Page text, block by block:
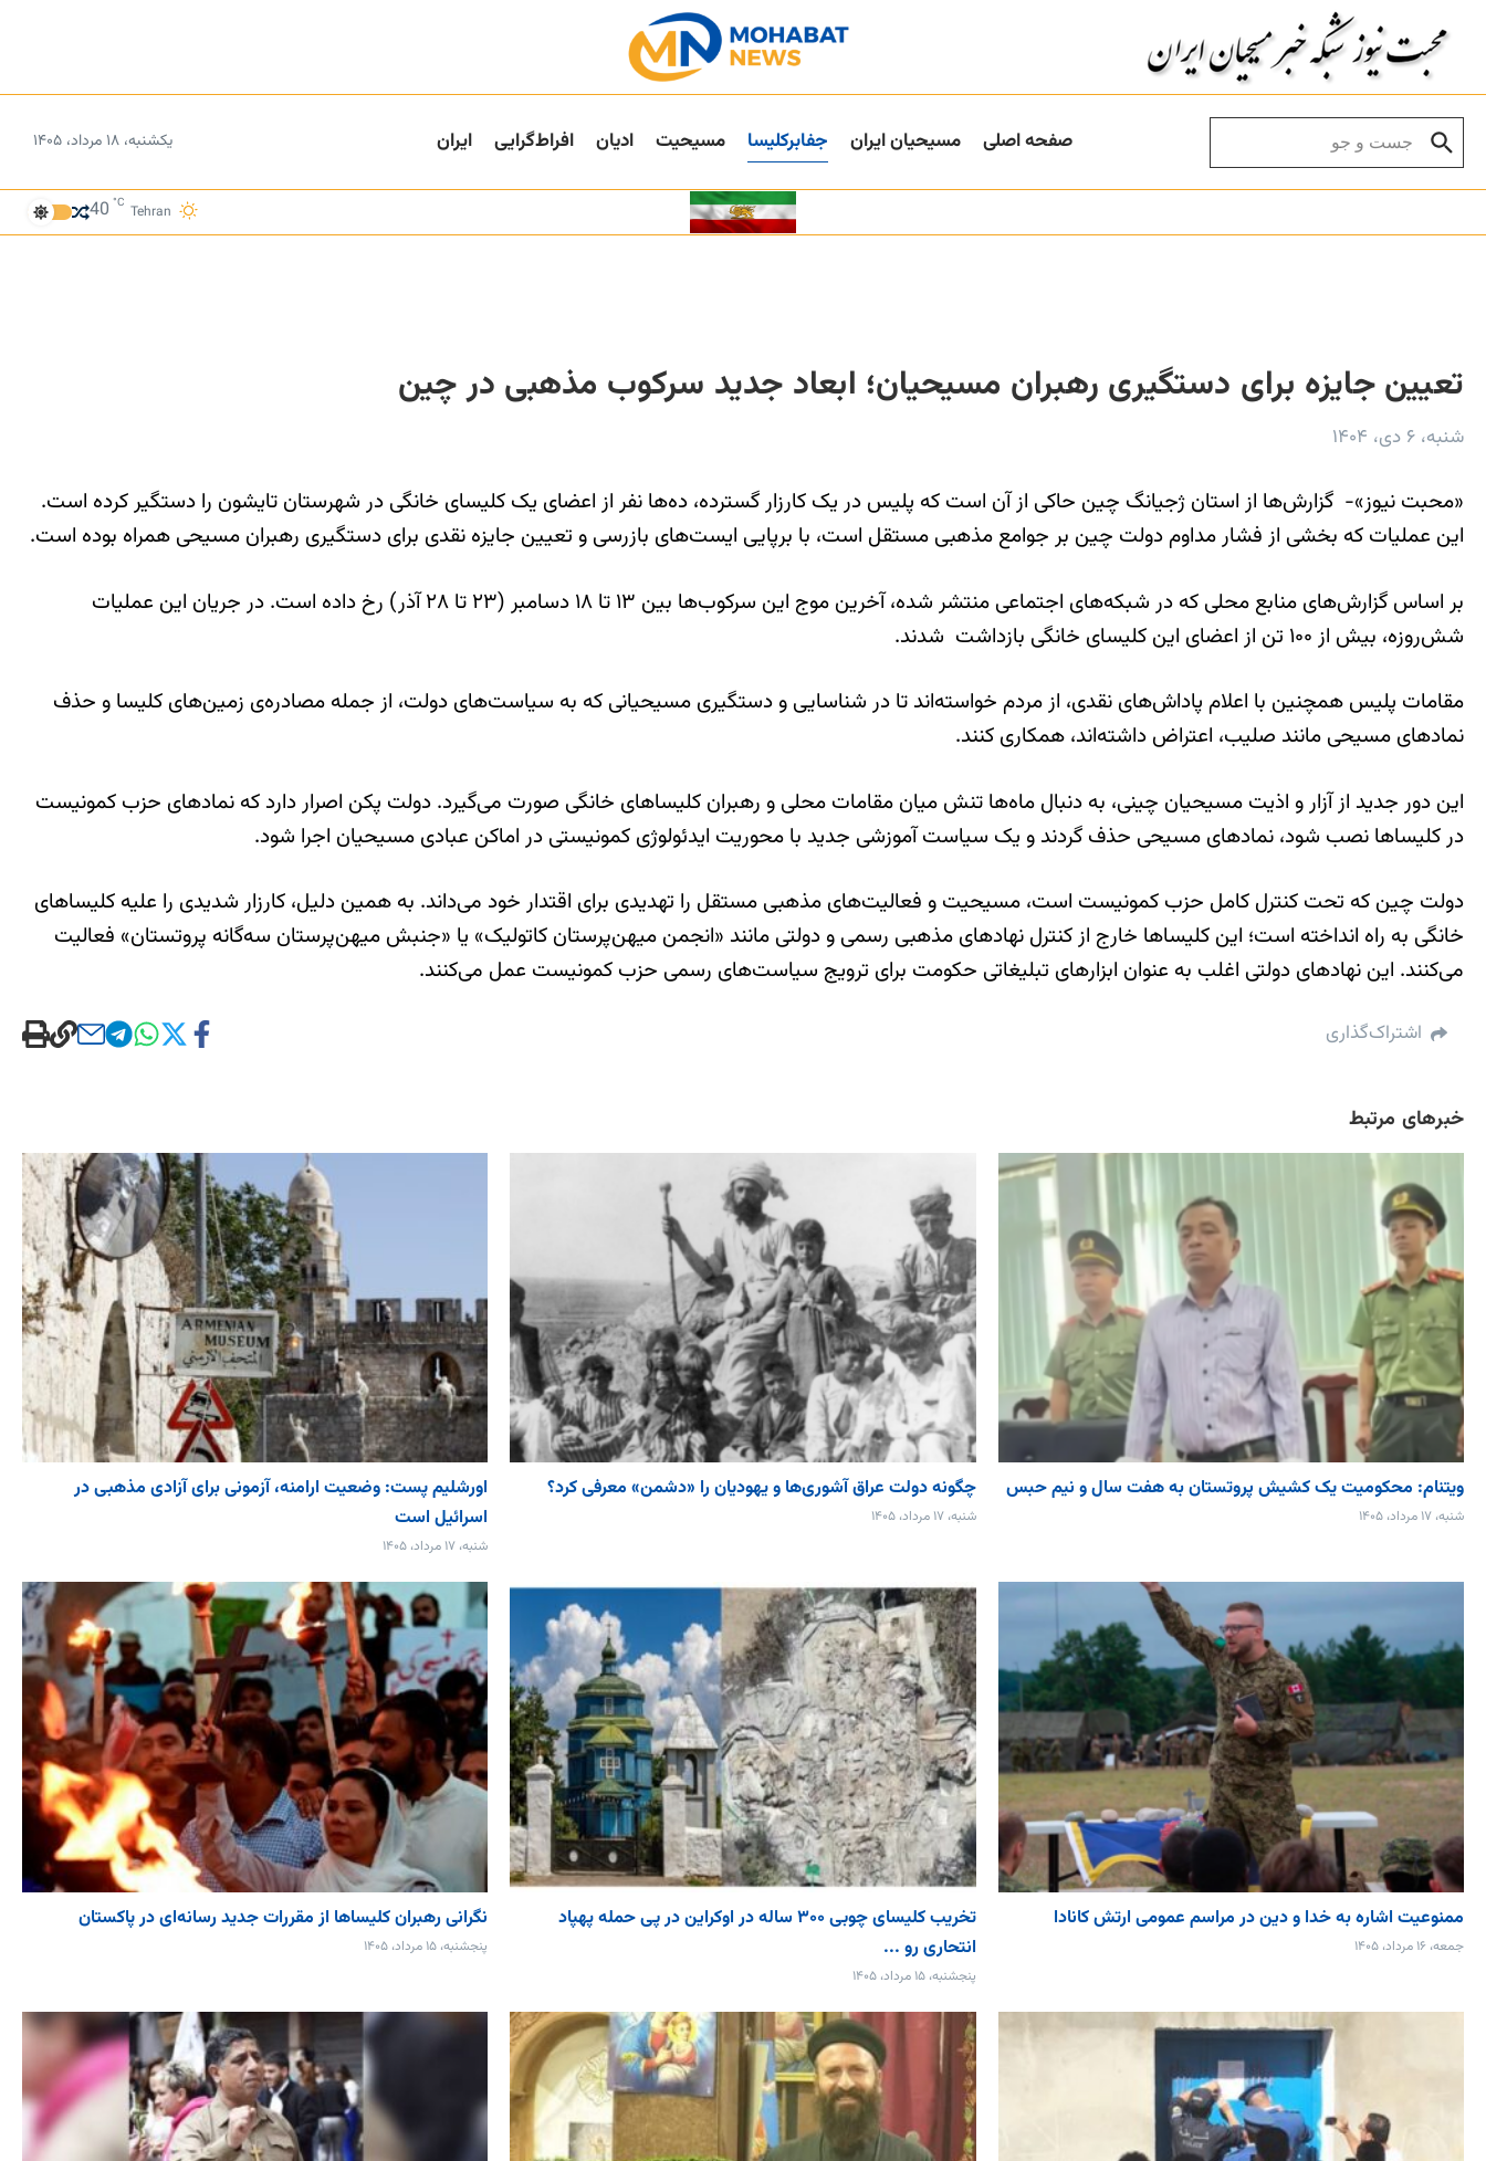
صفحه اصلی مسیحیان ایران جفا‌بر‌کلیسا مسیحیت ادیان افراط‌گرایی ایران یکشنبه، ۱۸ مرداد، ۱۴۰۵
Tehran
40 °C
تعیین جایزه برای دستگیری رهبران مسیحیان؛ ابعاد جدید سرکوب مذهبی در چین
شنبه، ۶ دی، ۱۴۰۴
«محبت نیوز»- گزارش‌ها از استان ژجیانگ چین حاکی از آن است که پلیس در یک کارزار گسترده، ده‌ها نفر از اعضای یک کلیسای خانگی در شهرستان تایشون را دستگیر کرده است.
این عملیات که بخشی از فشار مداوم دولت چین بر جوامع مذهبی مستقل است، با برپایی ایست‌های بازرسی و تعیین جایزه نقدی برای دستگیری رهبران مسیحی همراه بوده است.
بر اساس گزارش‌های منابع محلی که در شبکه‌های اجتماعی منتشر شده، آخرین موج این سرکوب‌ها بین ۱۳ تا ۱۸ دسامبر (۲۳ تا ۲۸ آذر) رخ داده است. در جریان این عملیات
شش‌روزه، بیش از ۱۰۰ تن از اعضای این کلیسای خانگی بازداشت شدند.
مقامات پلیس همچنین با اعلام پاداش‌های نقدی، از مردم خواسته‌اند تا در شناسایی و دستگیری مسیحیانی که به سیاست‌های دولت، از جمله مصادره‌ی زمین‌های کلیسا و حذف
نمادهای مسیحی مانند صلیب، اعتراض داشته‌اند، همکاری کنند.
این دور جدید از آزار و اذیت مسیحیان چینی، به دنبال ماه‌ها تنش میان مقامات محلی و رهبران کلیساهای خانگی صورت می‌گیرد. دولت پکن اصرار دارد که نمادهای حزب کمونیست
در کلیساها نصب شود، نمادهای مسیحی حذف گردند و یک سیاست آموزشی جدید با محوریت ایدئولوژی کمونیستی در اماکن عبادی مسیحیان اجرا شود.
دولت چین که تحت کنترل کامل حزب کمونیست است، مسیحیت و فعالیت‌های مذهبی مستقل را تهدیدی برای اقتدار خود می‌داند. به همین دلیل، کارزار شدیدی را علیه کلیساهای
خانگی به راه انداخته است؛ این کلیساها خارج از کنترل نهادهای مذهبی رسمی و دولتی مانند «انجمن میهن‌پرستان کاتولیک» یا «جنبش میهن‌پرستان سه‌گانه پروتستان» فعالیت
می‌کنند. این نهادهای دولتی اغلب به عنوان ابزارهای تبلیغاتی حکومت برای ترویج سیاست‌های رسمی حزب کمونیست عمل می‌کنند.
اشتراک‌گذاری
خبرهای مرتبط
ویتنام: محکومیت یک کشیش پروتستان به هفت سال و نیم حبس
شنبه، ۱۷ مرداد، ۱۴۰۵
چگونه دولت عراق آشوری‌ها و یهودیان را «دشمن» معرفی کرد؟
شنبه، ۱۷ مرداد، ۱۴۰۵
اورشلیم پست: وضعیت ارامنه، آزمونی برای آزادی مذهبی در
اسرائیل است
شنبه، ۱۷ مرداد، ۱۴۰۵
ممنوعیت اشاره به خدا و دین در مراسم عمومی ارتش کانادا
جمعه، ۱۶ مرداد، ۱۴۰۵
تخریب کلیسای چوبی ۳۰۰ ساله در اوکراین در پی حمله پهپاد
انتحاری رو ...
پنجشنبه، ۱۵ مرداد، ۱۴۰۵
نگرانی رهبران کلیساها از مقررات جدید رسانه‌ای در پاکستان
پنجشنبه، ۱۵ مرداد، ۱۴۰۵